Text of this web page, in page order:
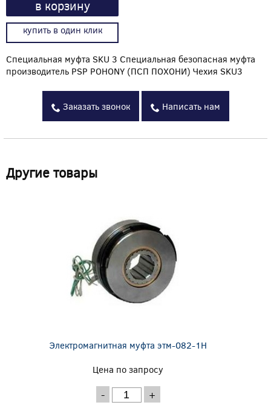
в корзину
купить в один клик
Специальная муфта SKU 3 Специальная безопасная муфта
производитель PSP POHONY (ПСП ПОХОНИ) Чехия SKU3
Заказать звонок Написать нам
Другие товары
Электромагнитная муфта этм-082-1Н
Цена по запросу
- +